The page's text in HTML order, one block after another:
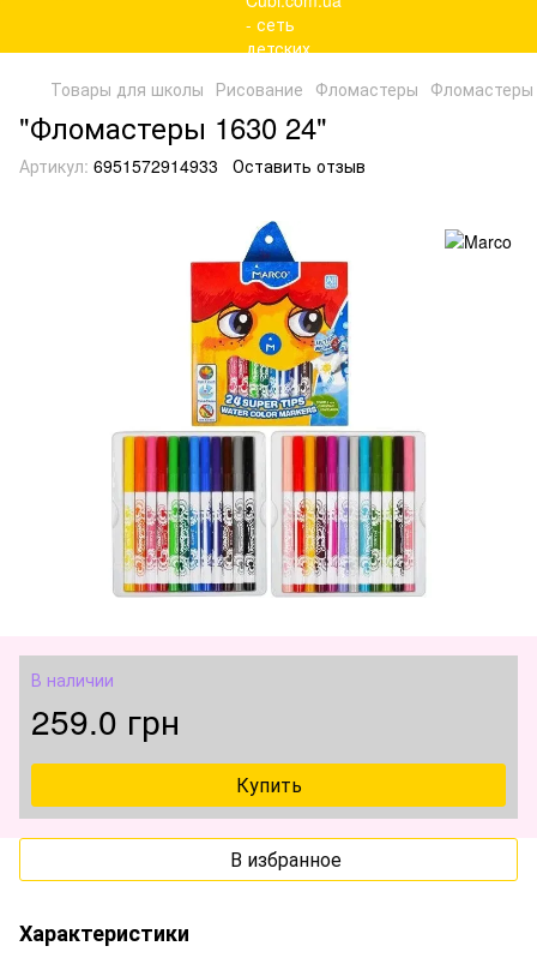
Товары для школы Рисование Фломастеры Фломастеры
"Фломастеры 1630 24"
Артикул: 6951572914933 Оставить отзыв
В наличии
259.0 грн
Купить
В избранное
Характеристики